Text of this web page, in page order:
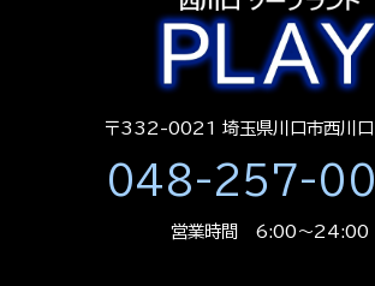
〒332-0021 埼玉県川口市西川
048-257-
営業時間 6:00～24:00